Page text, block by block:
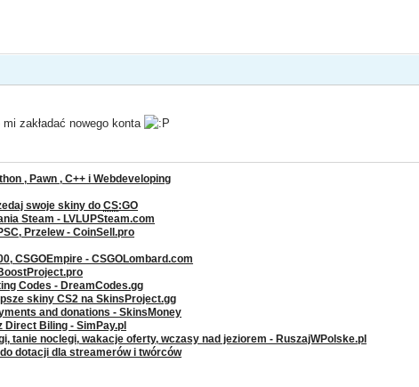
zakładać nowego konta
, Pawn , C++ i Webdeveloping
swoje skiny doCS:GO
Steam - LVLUPSteam.com
Przelew - CoinSell.pro
CSGOEmpire - CSGOLombard.com
Codes - DreamCodes.gg
skiny CS2 na SkinsProject.gg
and donations - SkinsMoney
Direct Biling - SimPay.pl
tanie noclegi, wakacje oferty, wczasy nad jeziorem - RuszajWPolske.pl
dotacji dla streamerów i twórców